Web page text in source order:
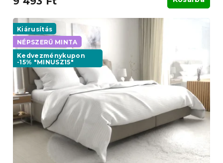
Kiárusítás
NÉPSZERŰ MINTA
Kedvezménykupon
-15% "MINUSZ15"